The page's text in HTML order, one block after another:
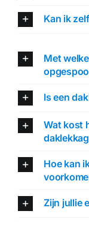
Kan ik
Met
Is een
Wat kost
Hoe kan
Zijn jullie